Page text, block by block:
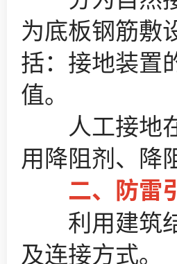
为底板钢筋敷
括：接地装置
值。​
人工接地在
用降阻剂、降
二、防雷
利用建筑结
及连接方式。​